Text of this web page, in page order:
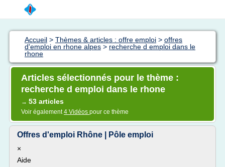
Accueil > Thèmes & articles : offre emploi > offres
d'emploi en rhone alpes > recherche d emploi dans le
rhone
Articles sélectionnés pour le thème :
recherche d emploi dans le rhone
→ 53 articles
Voir également4 Vidéos pour ce thème
Offres d'emploi Rhône | Pôle emploi
×
Aide